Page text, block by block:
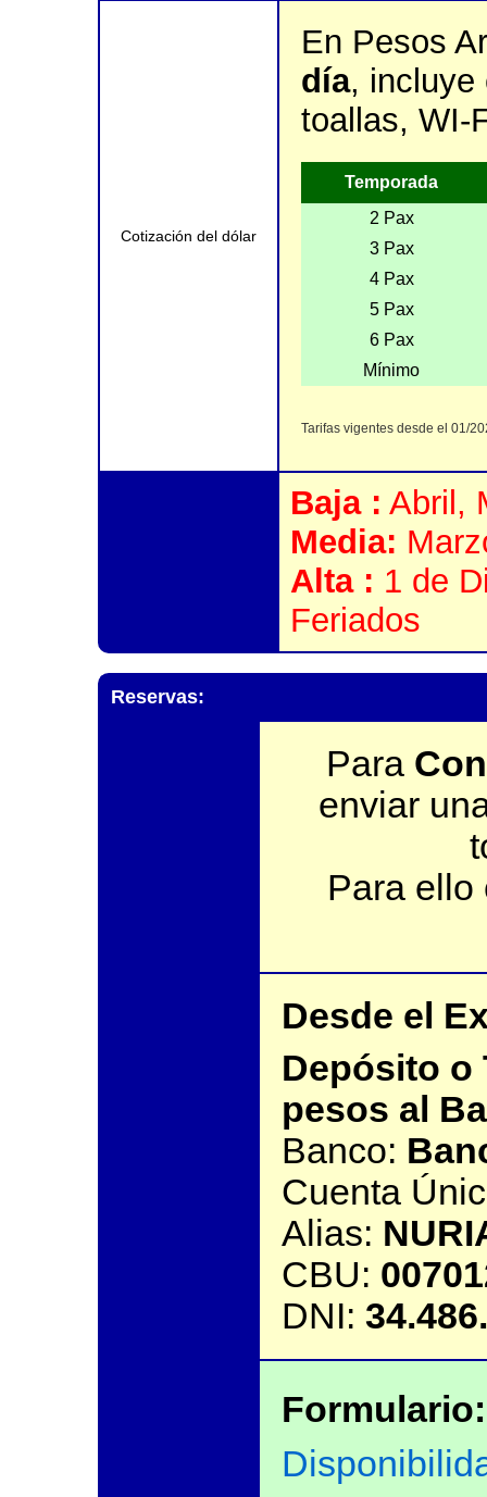
Cotización del dólar
En Pesos
día, incluye
toallas, WI-
Temporada
2 Pax
3 Pax
4 Pax
5 Pax
6 Pax
Mínimo
Tarifas vigentes desde el 01/
Baja : Abril,
Media:
Alta : 1 de
Feriados
Reservas:
Para
enviar
Para ello
Desde el
Depósito o
pesos al
Banco:
Cuenta
Alias:
CBU:
DNI:
Formulario: